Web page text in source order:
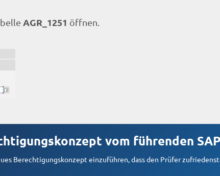
AGR_1251 öffnen.
vom führenden
Berechtigungskonzept einzuführen, dass den Prüfer